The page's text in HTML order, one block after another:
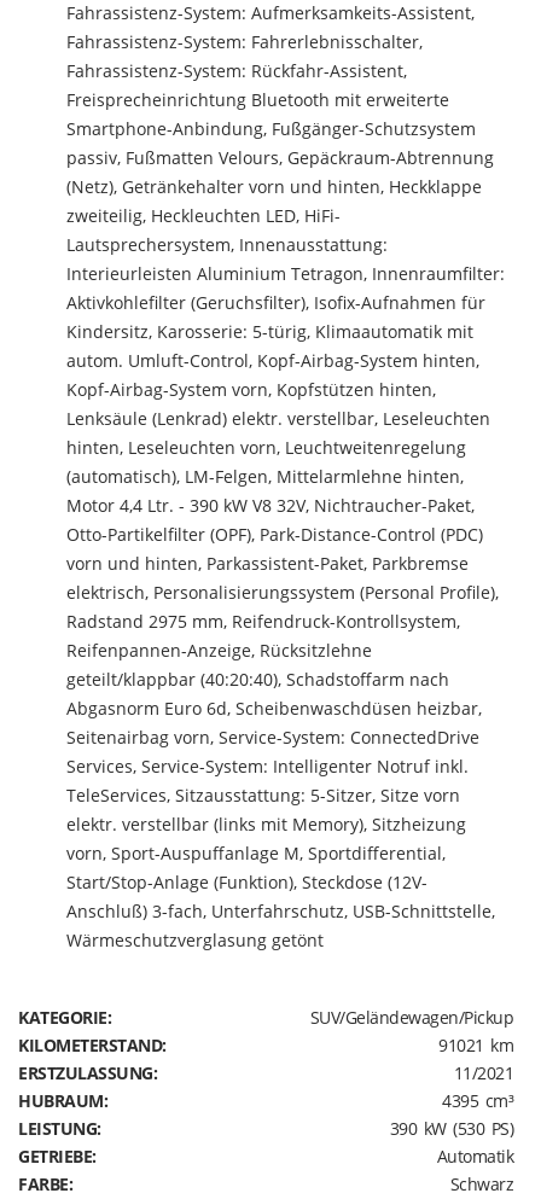
Fahrassistenz-System: Aufmerksamkeits-Assistent,
Fahrassistenz-System: Fahrerlebnisschalter,
Fahrassistenz-System: Rückfahr-Assistent,
Freisprecheinrichtung Bluetooth mit erweiterte
Smartphone-Anbindung, Fußgänger-Schutzsystem
passiv, Fußmatten Velours, Gepäckraum-Abtrennung
(Netz), Getränkehalter vorn und hinten, Heckklappe
zweiteilig, Heckleuchten LED, HiFi-
Lautsprechersystem, Innenausstattung:
Interieurleisten Aluminium Tetragon, Innenraumfilter:
Aktivkohlefilter (Geruchsfilter), Isofix-Aufnahmen für
Kindersitz, Karosserie: 5-türig, Klimaautomatik mit
autom. Umluft-Control, Kopf-Airbag-System hinten,
Kopf-Airbag-System vorn, Kopfstützen hinten,
Lenksäule (Lenkrad) elektr. verstellbar, Leseleuchten
hinten, Leseleuchten vorn, Leuchtweitenregelung
(automatisch), LM-Felgen, Mittelarmlehne hinten,
Motor 4,4 Ltr. - 390 kW V8 32V, Nichtraucher-Paket,
Otto-Partikelfilter (OPF), Park-Distance-Control (PDC)
vorn und hinten, Parkassistent-Paket, Parkbremse
elektrisch, Personalisierungssystem (Personal Profile),
Radstand 2975 mm, Reifendruck-Kontrollsystem,
Reifenpannen-Anzeige, Rücksitzlehne
geteilt/klappbar (40:20:40), Schadstoffarm nach
Abgasnorm Euro 6d, Scheibenwaschdüsen heizbar,
Seitenairbag vorn, Service-System: ConnectedDrive
Services, Service-System: Intelligenter Notruf inkl.
TeleServices, Sitzausstattung: 5-Sitzer, Sitze vorn
elektr. verstellbar (links mit Memory), Sitzheizung
vorn, Sport-Auspuffanlage M, Sportdifferential,
Start/Stop-Anlage (Funktion), Steckdose (12V-
Anschluß) 3-fach, Unterfahrschutz, USB-Schnittstelle,
Wärmeschutzverglasung getönt
KATEGORIE:
SUV/Geländewagen/Pickup
KILOMETERSTAND:
91021 km
ERSTZULASSUNG:
11/2021
HUBRAUM:
4395 cm³
LEISTUNG:
390 kW (530 PS)
GETRIEBE:
Automatik
FARBE:
Schwarz